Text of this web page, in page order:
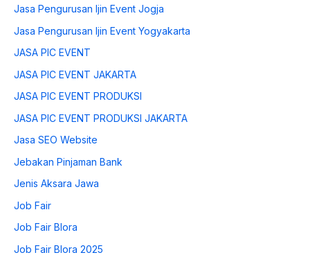
Jasa Pengurusan Ijin Event Jogja
Jasa Pengurusan Ijin Event Yogyakarta
JASA PIC EVENT
JASA PIC EVENT JAKARTA
JASA PIC EVENT PRODUKSI
JASA PIC EVENT PRODUKSI JAKARTA
Jasa SEO Website
Jebakan Pinjaman Bank
Jenis Aksara Jawa
Job Fair
Job Fair Blora
Job Fair Blora 2025